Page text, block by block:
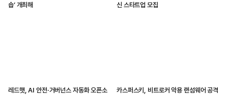
숍’ 개최해
신 스타트업 모집
레드햇, AI 안전·거버넌스 자동화 오픈소
카스퍼스키, 비트로커 악용 랜섬웨어 공격